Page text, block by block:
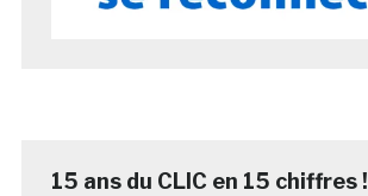
15 ans du CLIC en 15 chiffres !